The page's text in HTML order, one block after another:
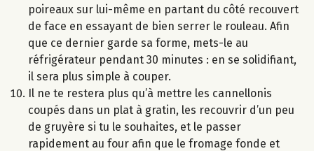
poireaux sur lui-même en partant du côté recouvert
de face en essayant de bien serrer le rouleau. Afin
que ce dernier garde sa forme, mets-le au
réfrigérateur pendant 30 minutes : en se solidifiant,
il sera plus simple à couper.
Il ne te restera plus qu’à mettre les cannellonis
coupés dans un plat à gratin, les recouvrir d’un peu
de gruyère si tu le souhaites, et le passer
rapidement au four afin que le fromage fonde et